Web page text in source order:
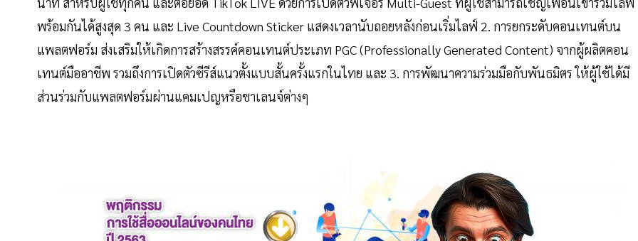
พร้อมกันได้สูงสุด 3 คน และ Live Countdown Sticker แสดงเวลานับถอยหลังก่อนเริ่มไลฟ์ 2. การยกระดับคอนเทนต์บน
แพลตฟอร์ม ส่งเสริมให้เกิดการสร้างสรรค์คอนเทนต์ประเภท PGC (Professionally Generated Content) จากผู้ผลิตคอน
เทนต์มืออาชีพ รวมถึงการเปิดตัวซีรีส์แนวตั้งแบบสั้นครั้งแรกในไทย และ 3. การพัฒนาความร่วมมือกับพันธมิตร ให้ผู้ใช้ได้มี
ส่วนร่วมกับแพลตฟอร์มผ่านแคมเปญหรือชาเลนจ์ต่างๆ